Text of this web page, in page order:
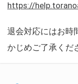
https://
退会対応にはお時
かじめご了承くだ